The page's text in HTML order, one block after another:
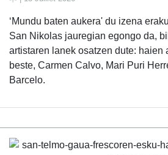
‘Mundu baten aukera' du izena
San Nikolas jauregian egongo da,
artistaren lanek osatzen dute: haien
beste, Carmen Calvo, Mari Puri
Barcelo.